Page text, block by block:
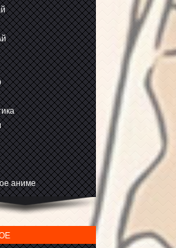
аниме